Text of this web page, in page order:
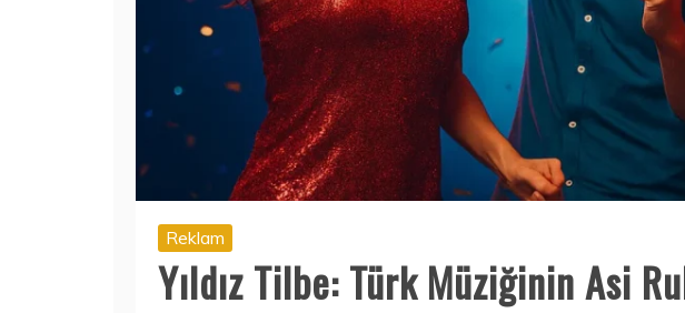
Reklam
Yıldız Tilbe: Türk Müziğinin Asi